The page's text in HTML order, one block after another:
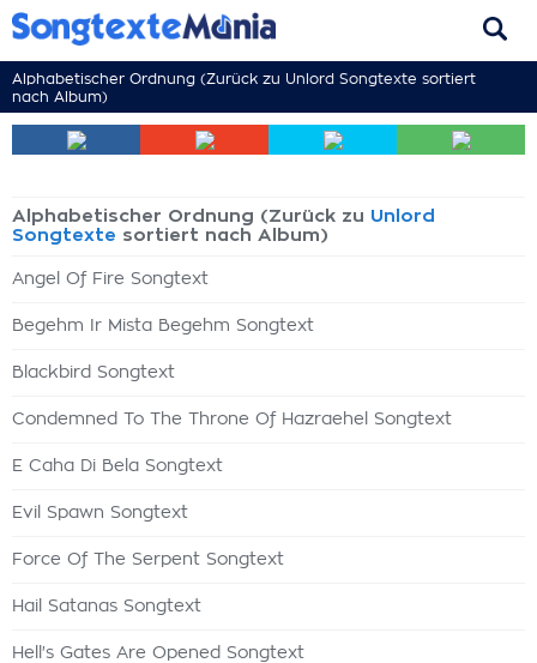
Alphabetischer Ordnung (Zurück zu Unlord Songtexte sortiert
nach Album)
Alphabetischer Ordnung (Zurück zu Unlord
Songtexte sortiert nach Album)
Angel Of Fire Songtext
Begehm Ir Mista Begehm Songtext
Blackbird Songtext
Condemned To The Throne Of Hazraehel Songtext
E Caha Di Bela Songtext
Evil Spawn Songtext
Force Of The Serpent Songtext
Hail Satanas Songtext
Hell's Gates Are Opened Songtext